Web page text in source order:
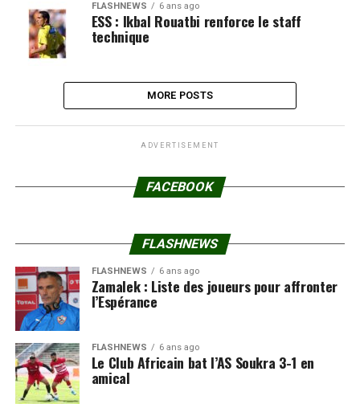
FLASHNEWS 6 ans ago
ESS : Ikbal Rouatbi renforce le staff
technique
MORE POSTS
ADVERTISEMENT
FACEBOOK
FLASHNEWS
FLASHNEWS 6 ans ago
Zamalek : Liste des joueurs pour affronter
l’Espérance
FLASHNEWS 6 ans ago
Le Club Africain bat l’AS Soukra 3-1 en
amical